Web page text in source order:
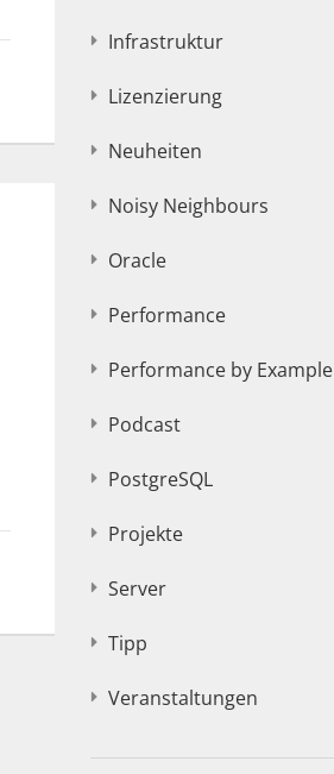
Infrastruktur
Lizenzierung
Neuheiten
Noisy Neighbours
Oracle
Performance
Performance by Example
Podcast
PostgreSQL
Projekte
Server
Tipp
Veranstaltungen